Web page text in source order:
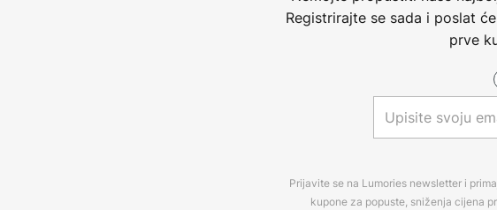
Registrirajte se sada i poslat
prve
Prijavite se na Lumories newsletter i
kupone za popuste, sniženja cijena